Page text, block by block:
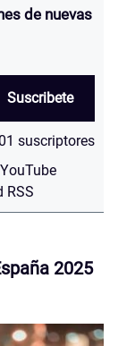
de nuevas
Suscribete
suscriptores
YouTube
RSS
2025